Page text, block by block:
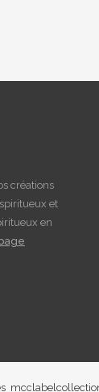
créations
et
en